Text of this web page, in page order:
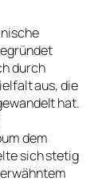
durch
aus, die
hat.
dem
sich stetig